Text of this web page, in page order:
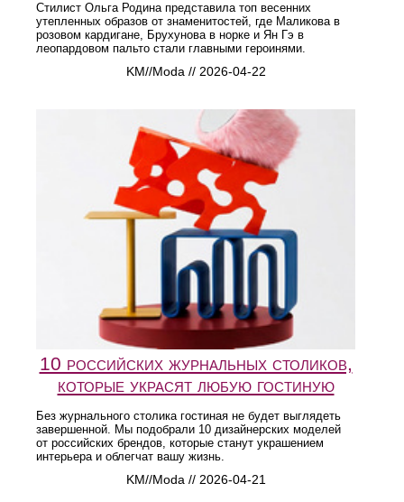
Стилист Ольга Родина представила топ весенних
утепленных образов от знаменитостей, где Маликова в
розовом кардигане, Брухунова в норке и Ян Гэ в
леопардовом пальто стали главными героинями.
KM//Moda // 2026-04-22
10 российских журнальных столиков,
которые украсят любую гостиную
Без журнального столика гостиная не будет выглядеть
завершенной. Мы подобрали 10 дизайнерских моделей
от российских брендов, которые станут украшением
интерьера и облегчат вашу жизнь.
KM//Moda // 2026-04-21